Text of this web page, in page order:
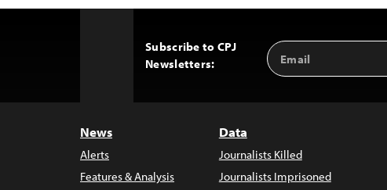
Subscribe to CPJ
Newsletters:
Email
Address
News
Alerts
Features & Analysis
Data
Journalists Killed
Journalists Imprisoned